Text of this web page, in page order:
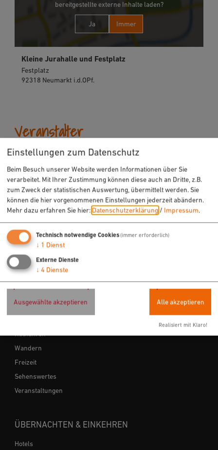
bereitgestellte externe Inhalte laden?
Ja Immer
Kleine Jurahalle und Festplatz
Festplatz
92318 Neumarkt i.d.OPf.
Veranstalter
Enkler's Floh- und Trödelmärke
Mutschachweg 17
91550 Dinkelsbühl
09852 908975
0177 6789351 E-Mail
URLAUB & FREIZEIT
Radfahren
Wandern
Freizeit
Sehenswertes
Veranstaltungen
ÜBERNACHTEN & EINKEHREN
Hotels
Einstellungen zum Datenschutz
Beim Besuch unserer Website werden Informationen über Sie
verarbeitet. Mit Ihrer Zustimmung können diese auch an Dritte, z.B.
zum Zweck der statistischen Auswertung, übermittelt werden. Sie
können die hier vorgenommenen Einstellungen jederzeit abändern.
Mehr dazu erfahren Sie hier:Datenschutzerklärung / Impressum.
Technisch notwendige Cookies(immer erforderlich)
↓ 1 Dienst
Externe Dienste
↓ 4 Dienste
Ausgewählte akzeptieren Alle akzeptieren
Realisiert mit Klaro!